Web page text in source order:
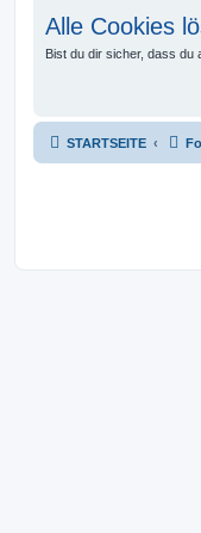
Alle Cookies
Bist du dir sicher, dass du
STARTSEITE